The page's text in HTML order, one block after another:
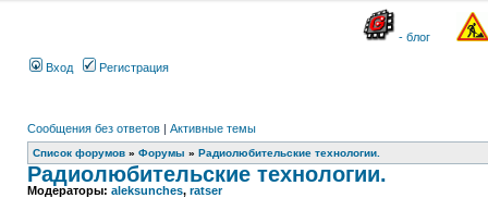
- блог
Вход Регистрация
Сообщения без ответов | Активные темы
Список форумов » Форумы » Радиолюбительские технологии.
Радиолюбительские технологии.
Модераторы: aleksunches, ratser